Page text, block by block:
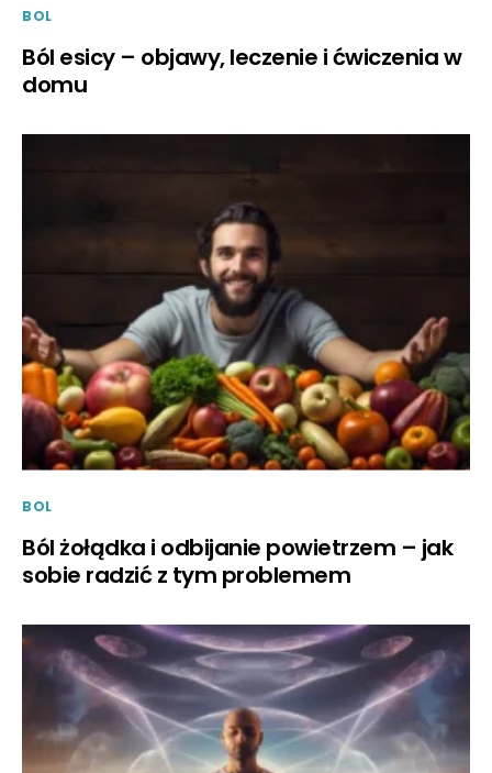
BOL
Ból esicy – objawy, leczenie i ćwiczenia w
domu
BOL
Ból żołądka i odbijanie powietrzem – jak
sobie radzić z tym problemem